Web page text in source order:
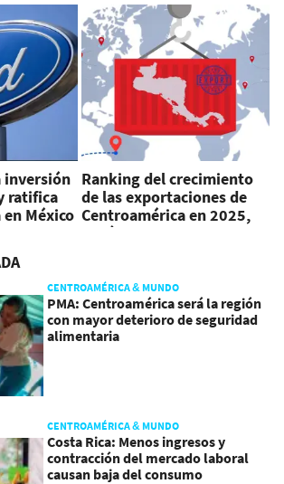
inversión
ratifica
México
Ranking del crecimiento
de las exportaciones de
Centroamérica en 2025,
según el BID
CENTROAMÉRICA & MUNDO
PMA: Centroamérica será la región
con mayor deterioro de seguridad
alimentaria
CENTROAMÉRICA & MUNDO
Costa Rica: Menos ingresos y
contracción del mercado laboral
causan baja del consumo